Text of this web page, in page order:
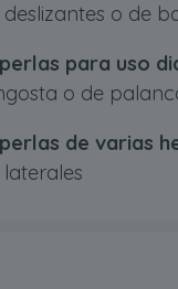
deslizantes o de
para uso
o de
de varias
laterales